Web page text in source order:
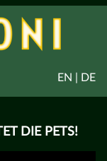
EN | DE
DIE PETS!